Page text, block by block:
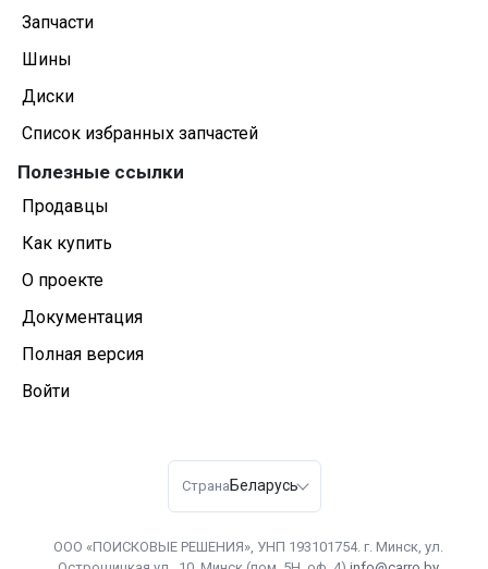
Запчасти
Шины
Диски
Список избранных запчастей
Полезные ссылки
Продавцы
Как купить
О проекте
Документация
Полная версия
Войти
Страна Беларусь
ООО «ПОИСКОВЫЕ РЕШЕНИЯ», УНП 193101754. г. Минск, ул.